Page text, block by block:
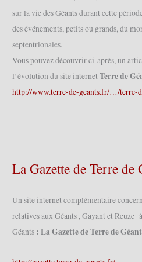
sur la vie des Géants durant cette
des événements, petits ou grands, du
septentrionales.
Vous pouvez découvrir ci-après, un
l’évolution du site internet Terre de
http://www.terre-de-geants.fr/…/terre-
La Gazette de Terre de
Un site internet complémentaire
relatives aux Géants , Gayant et Reuze
Géants : La Gazette de Terre de